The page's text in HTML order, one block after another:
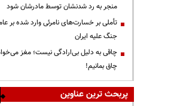
منجر به رد شدنشان توسط مادرشان شود
تأملی بر خسارت‌های نامرئی وارد شده بر
جنگ علیه ایران
چاقی به دلیل بی‌ارادگی نیست؛ مغز
چاق بمانیم!
پربحث ترین عناوین